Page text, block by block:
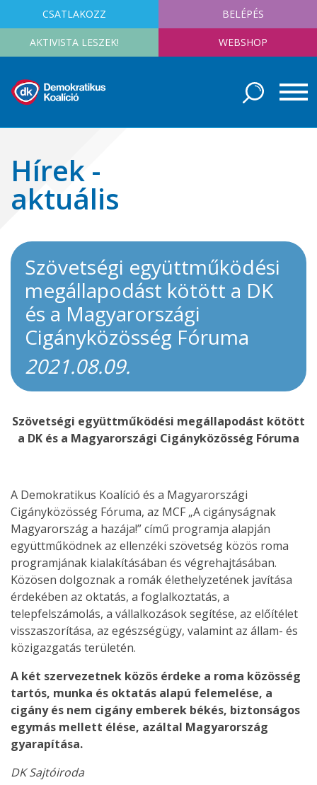
CSATLAKOZZ BELÉPÉS
AKTIVISTA LESZEK! WEBSHOP
Hírek -
aktuális
Szövetségi együttműködési
megállapodást kötött a DK
és a Magyarországi
Cigányközösség Fóruma
2021.08.09.
Szövetségi együttműködési megállapodást kötött
a DK és a Magyarországi Cigányközösség Fóruma
A Demokratikus Koalíció és a Magyarországi
Cigányközösség Fóruma, az MCF „A cigányságnak
Magyarország a hazája!” című programja alapján
együttműködnek az ellenzéki szövetség közös roma
programjának kialakításában és végrehajtásában.
Közösen dolgoznak a romák élethelyzetének javítása
érdekében az oktatás, a foglalkoztatás, a
telepfelszámolás, a vállalkozások segítése, az előítélet
visszaszorítása, az egészségügy, valamint az állam- és
közigazgatás területén.
A két szervezetnek közös érdeke a roma közösség
tartós, munka és oktatás alapú felemelése, a
cigány és nem cigány emberek békés, biztonságos
egymás mellett élése, azáltal Magyarország
gyarapítása.
DK Sajtóiroda